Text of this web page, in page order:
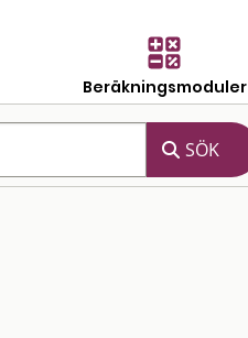
Beräkningsmoduler